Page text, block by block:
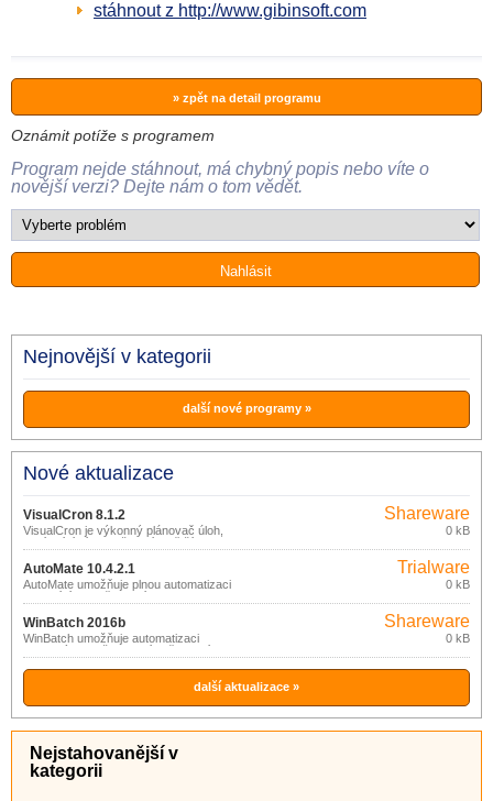
stáhnout z http://www.gibinsoft.com
» zpět na detail programu
Oznámit potíže s programem
Program nejde stáhnout, má chybný popis nebo víte o
novější verzi? Dejte nám o tom vědět.
Nejnovější v kategorii
další nové programy »
Nové aktualizace
VisualCron 8.1.2
VisualCron je výkonný plánovač úloh,
nabízející více možností a větší flexibilitu
než standardní plánovač, který je
součástí Windows.
Shareware
0 kB
AutoMate 10.4.2.1
AutoMate umožňuje plnou automatizaci
opakujících se činností.
Trialware
0 kB
WinBatch 2016b
WinBatch umožňuje automatizaci
libovolných, každodenních činností,
které provádíte na vašem počítači
(spouštění aplikací, zálohování a správa
souborů, údržba počítače, vyplňování
Shareware
0 kB
další aktualizace »
Nejstahovanější v
kategorii